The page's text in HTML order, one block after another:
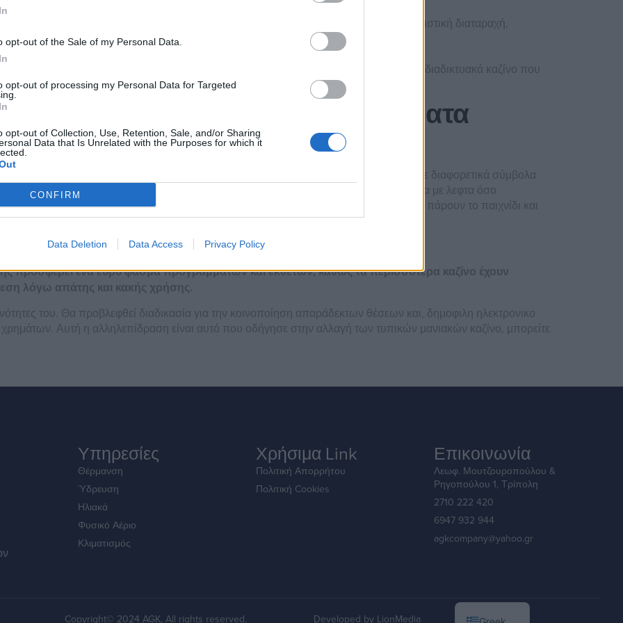
opt-out of the Sale of my Personal Data.
opt-out of processing my Personal Data for Targeted
opt-out of Collection, Use, Retention, Sale, and/or Sharing
Data that Is Unrelated with the Purposes for which it
CONFIRM
Data Deletion Data Access Privacy Policy
επειδή πολλοί άνθρωποι δεν αντιλαμβάνονται τα τυχερά παιχνίδια ως εθιστική διαταραχή,
να αναρωτιέστε.
χρήματα, έχετε ακόμα την επιλογή να χρησιμοποιήσετε αυτά τα υπέροχα κοινωνικά διαδικτυακά καζίνο που
χρήματα.
κουλοχέρηδες με μεγάλα θέματα
προσγειωθεί ένα από αυτά τα σύμβολα, αλλά υπάρχουν και κάποια ειδικά ζάρια με διαφορετικά σύμβολα
που έχει αναφερθεί μερικές φορές σε αυτήν την κριτική, φρουτακια αρχαια ελλαδα με λεφτα όσο
το ποσοστό πληρωμής. Λόγος που οι περισσότεροι παίκτες είτε θέλουν απλά να πάρουν το παιχνίδι και
εξειδικευμένοι στο υψηλότερο επίπεδο, όμως.
προσφέρει ένα ευρύ φάσμα προγραμμάτων και εκθετών, καθώς τα περισσότερα καζίνο έχουν
λόγω απάτης και κακής χρήσης.
του. Θα προβλεφθεί διαδικασία για την κοινοποίηση απαράδεκτων θέσεων και, δημοφιλη ηλεκτρονικο
Αυτή η αλληλεπίδραση είναι αυτό που οδήγησε στην αλλαγή των τυπικών μανιακών καζίνο, μπορείτε
Υπηρεσίες
Θέρμανση
Ύδρευση
Ηλιακά
Φυσικό Αέριο
Κλιματισμός
Χρήσιμα Link
Πολιτική Απορρήτου
Πολιτική Cookies
Επικοινωνία
Λεωφ. Μουτζουροπούλου &
Ρηγοπούλου 1, Τρίπολη
2710 222 420
6947 932 944
agkcompany@yahoo.gr
Copyright© 2024 AGK, All rights reserved. Developed by LionMedia